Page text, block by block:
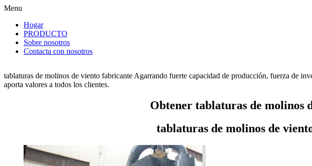
Menu
Hogar
PRODUCTO
Sobre nosotros
Contacta con nosotros
tablaturas de molinos de viento fabricante Agarrando fuerte capacidad de producción, fuerza de
aporta valores a todos los clientes.
Obtener tablaturas de molinos
tablaturas de molinos de